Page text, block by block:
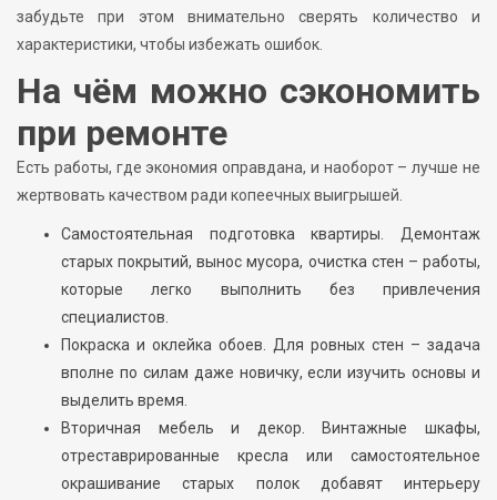
забудьте при этом внимательно сверять количество и
характеристики, чтобы избежать ошибок.
На чём можно сэкономить
при ремонте
Есть работы, где экономия оправдана, и наоборот – лучше не
жертвовать качеством ради копеечных выигрышей.
Самостоятельная подготовка квартиры. Демонтаж
старых покрытий, вынос мусора, очистка стен – работы,
которые легко выполнить без привлечения
специалистов.
Покраска и оклейка обоев. Для ровных стен – задача
вполне по силам даже новичку, если изучить основы и
выделить время.
Вторичная мебель и декор. Винтажные шкафы,
отреставрированные кресла или самостоятельное
окрашивание старых полок добавят интерьеру